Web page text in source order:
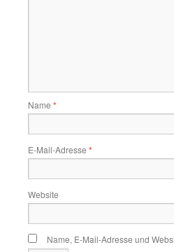
Name *
E-Mail-Adresse *
Website
Name, E-Mail-Adresse und